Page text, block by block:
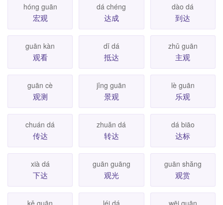
hóng guān
宏观
dá chéng
达成
dào dá
到达
guān kàn
观看
dǐ dá
抵达
zhǔ guān
主观
guān cè
观测
jǐng guān
景观
lè guān
乐观
chuán dá
传达
zhuăn dá
转达
dá biāo
达标
xià dá
下达
guān guāng
观光
guān shăng
观赏
kě guān léi dá wēi guān